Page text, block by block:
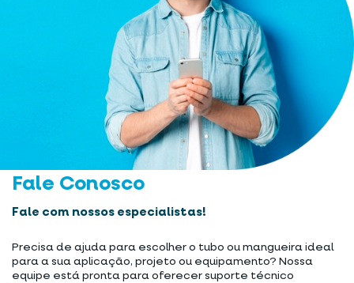
Fale Conosco
Fale com nossos especialistas!
Precisa de ajuda para escolher o tubo ou mangueira ideal
para a sua aplicação, projeto ou equipamento? Nossa
equipe está pronta para oferecer suporte técnico